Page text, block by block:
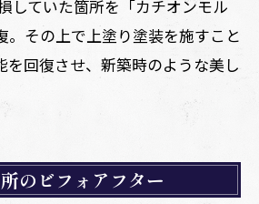
していた箇所を「カチオンモル
。その上で上塗り塗装を施すこと
を回復させ、新築時のような美し
のビフォアフター